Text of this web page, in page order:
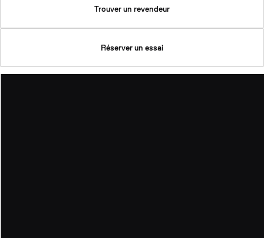
Trouver un revendeur
Réserver un essai